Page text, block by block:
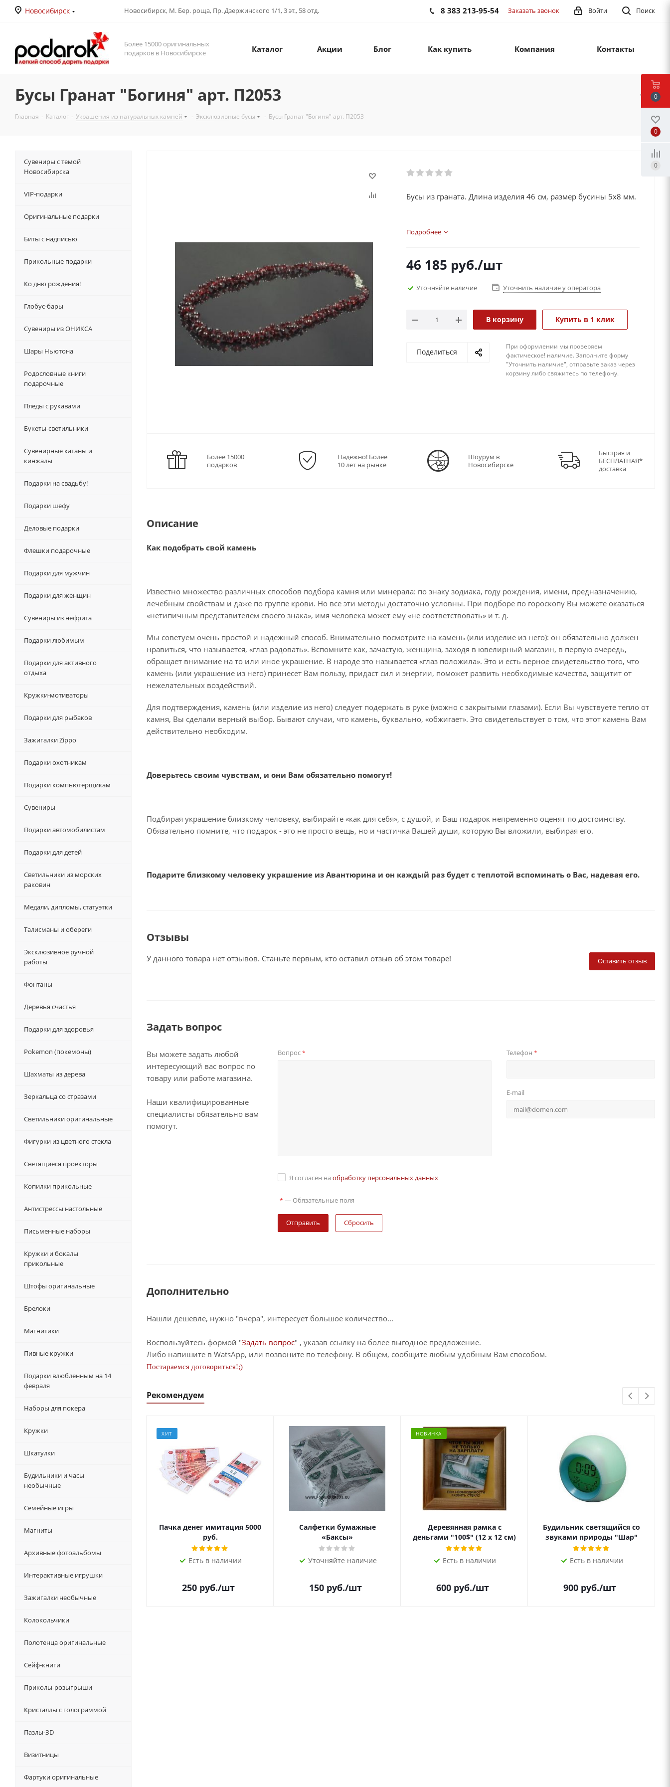
Новосибирск Новосибирск, М. Бер. роща, Пр. Дзержинского 1/1, 3 эт., 58 отд. Поиск
Войти
8 383 213-95-54 Заказать звонок
Более 15000 оригинальных
подарков в Новосибирске
Каталог Акции Блог Как купить Компания Контакты
Бусы Гранат "Богиня" арт. П2053
Главная - Каталог - Украшения из натуральных камней - Эксклюзивные бусы - Бусы Гранат "Богиня" арт. П2053
Бусы из граната. Длина изделия 46 см, размер бусины 5х8 мм.
Подробнее
46 185 руб./шт
Уточняйте наличие Уточнить наличие у оператора
В корзину Купить в 1 клик
Поделиться
При оформлении мы проверяем
фактическое! наличие. 3аполните форму
"Уточнить наличие", отправьте заказ через
корзину либо свяжитесь по телефону.
Более 15000
подарков
Надежно! Более
10 лет на рынке
Шоурум в
Новосибирске
Быстрая и
БЕСПЛАТНАЯ*
доставка
Описание
Как подобрать свой камень
Известно множество различных способов подбора камня или минерала: по знаку зодиака, году рождения, имени, предназначению,
лечебным свойствам и даже по группе крови. Но все эти методы достаточно условны. При подборе по гороскопу Вы можете оказаться
«нетипичным представителем своего знака», имя человека может ему «не соответствовать» и т. д.
Мы советуем очень простой и надежный способ. Внимательно посмотрите на камень (или изделие из него): он обязательно должен
нравиться, что называется, «глаз радовать». Вспомните как, зачастую, женщина, заходя в ювелирный магазин, в первую очередь,
обращает внимание на то или иное украшение. В народе это называется «глаз положила». Это и есть верное свидетельство того, что
камень (или украшение из него) принесет Вам пользу, придаст сил и энергии, поможет развить необходимые качества, защитит от
нежелательных воздействий.
Для подтверждения, камень (или изделие из него) следует подержать в руке (можно с закрытыми глазами). Если Вы чувствуете тепло от
камня, Вы сделали верный выбор. Бывают случаи, что камень, буквально, «обжигает». Это свидетельствует о том, что этот камень Вам
действительно необходим.
Доверьтесь своим чувствам, и они Вам обязательно помогут!
Подбирая украшение близкому человеку, выбирайте «как для себя», с душой, и Ваш подарок непременно оценят по достоинству.
Обязательно помните, что подарок - это не просто вещь, но и частичка Вашей души, которую Вы вложили, выбирая его.
Подарите близкому человеку украшение из Авантюрина и он каждый раз будет с теплотой вспоминать о Вас, надевая его.
Отзывы
Оставить отзыв
У данного товара нет отзывов. Станьте первым, кто оставил отзыв об этом товаре!
Задать вопрос
Вы можете задать любой
интересующий вас вопрос по
товару или работе магазина.
Наши квалифицированные
специалисты обязательно вам
помогут.
Вопрос* Телефон *
E-mail
Я согласен на обработку персональных данных
* — Обязательные поля
Сбросить
Дополнительно
Нашли дешевле, нужно "вчера", интересует большое количество...
Воспользуйтесь формой "Задать вопрос" , указав ссылку на более выгодное предложение.
Либо напишите в WatsApp, или позвоните по телефону. В общем, сообщите любым удобным Вам способом.
Постараемся договориться!;)
Рекомендуем
ХИТ
Пачка денег имитация 5000
руб.
Есть в наличии
250 руб./шт
Салфетки бумажные
«Баксы»
Уточняйте наличие
150 руб./шт
НОВИНКА
Деревянная рамка с
деньгами "100$" (12 х 12 см)
Есть в наличии
600 руб./шт
Будильник светящийся со
звуками природы "Шар"
Есть в наличии
900 руб./шт
Сувениры с темой
Новосибирска
VIP-подарки
Оригинальные подарки
Биты с надписью
Прикольные подарки
Ко дню рождения!
Глобус-бары
Сувениры из ОНИКСА
Шары Ньютона
Родословные книги
подарочные
Пледы с рукавами
Букеты-светильники
Сувенирные катаны и
кинжалы
Подарки на свадьбу!
Подарки шефу
Деловые подарки
Флешки подарочные
Подарки для мужчин
Подарки для женщин
Сувениры из нефрита
Подарки любимым
Подарки для активного
отдыха
Кружки-мотиваторы
Подарки для рыбаков
Зажигалки Zippo
Подарки охотникам
Подарки компьютерщикам
Сувениры
Подарки автомобилистам
Подарки для детей
Светильники из морских
раковин
Медали, дипломы, статуэтки
Талисманы и обереги
Эксклюзивное ручной
работы
Фонтаны
Деревья счастья
Подарки для здоровья
Pokemon (покемоны)
Шахматы из дерева
Зеркальца со стразами
Светильники оригинальные
Фигурки из цветного стекла
Светящиеся проекторы
Копилки прикольные
Антистрессы настольные
Письменные наборы
Кружки и бокалы
прикольные
Штофы оригинальные
Брелоки
Магнитики
Пивные кружки
Подарки влюбленным на 14
февраля
Наборы для покера
Кружки
Шкатулки
Будильники и часы
необычные
Семейные игры
Магниты
Архивные фотоальбомы
Интерактивные игрушки
Зажигалки необычные
Колокольчики
Полотенца оригинальные
Сейф-книги
Приколы-розыгрыши
Кристаллы с голограммой
Пазлы-ЗD
Визитницы
Фартуки оригинальные
0
0
0